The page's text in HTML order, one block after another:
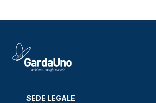
SEDE LEGALE